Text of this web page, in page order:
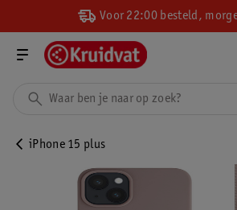
Voor 22:00 besteld,
iPhone 15 plus